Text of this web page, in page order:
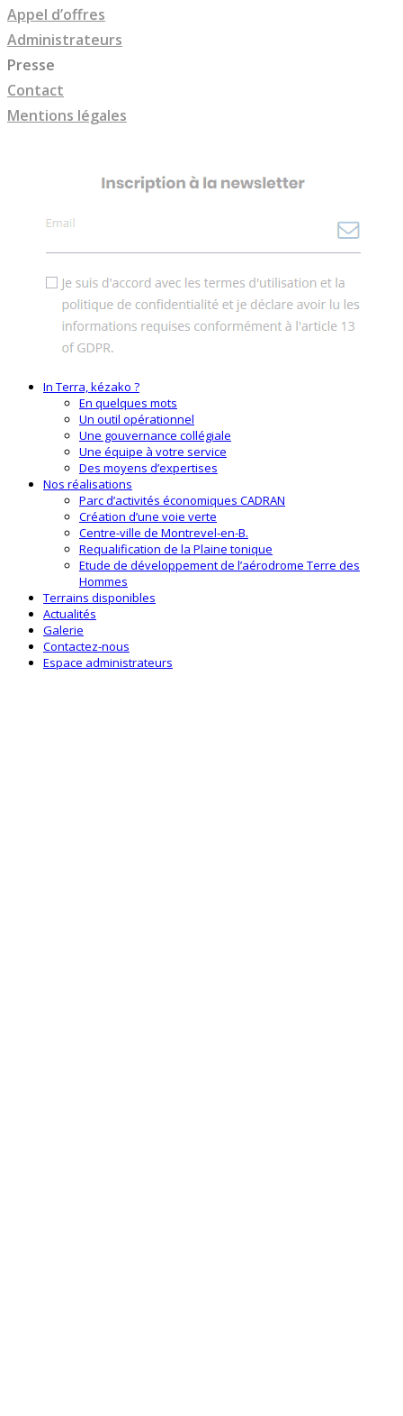
Appel d’offres
Administrateurs
Presse
Contact
Mentions légales
In Terra, kézako ?
En quelques mots
Un outil opérationnel
Une gouvernance collégiale
Une équipe à votre service
Des moyens d’expertises
Nos réalisations
Parc d’activités économiques CADRAN
Création d’une voie verte
Centre-ville de Montrevel-en-B.
Requalification de la Plaine tonique
Etude de développement de l’aérodrome Terre des
Hommes
Terrains disponibles
Actualités
Galerie
Contactez-nous
Espace administrateurs